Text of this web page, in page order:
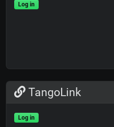
Log in
TangoLink
Log in